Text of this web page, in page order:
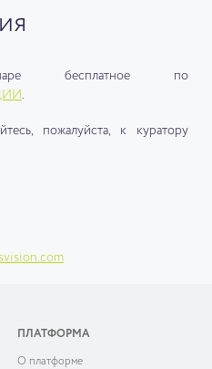
бесплатное по
.
пожалуйста, к куратору
ПЛАТФОРМА
О платформе